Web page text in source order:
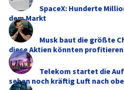
SpaceX: Hunderte
dem Markt
Musk baut die größte
diese Aktien könnten profitieren
Telekom startet die
sehen noch kräftig Luft nach